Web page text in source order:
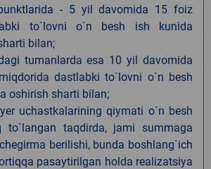
- 5 yil davomida 15 foiz
to`lovni o`n besh ish kunida
bilan;
tumanlarda esa 10 yil davomida
dastlabki to`lovni o`n besh
oshirish sharti bilan;
uchastkalarining qiymati o`n besh
to`langan taqdirda, jami summaga
berilishi, bunda boshlang`ich
pasaytirilgan holda realizatsiya